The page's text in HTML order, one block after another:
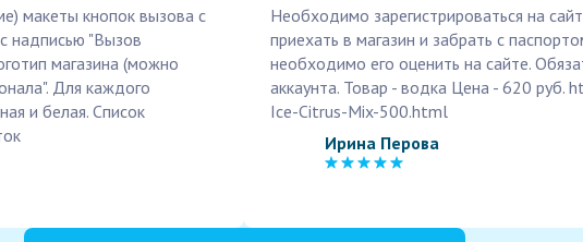
макеты кнопок вызова с
надписью "Вызов
магазина (можно
Для каждого
и белая. Список
Необходимо зарегистрироваться на
приехать в магазин и забрать с
необходимо его оценить на сайте.
аккаунта. Товар - водка Цена - 620
Ice-Citrus-Mix-500.html
Ирина Перова